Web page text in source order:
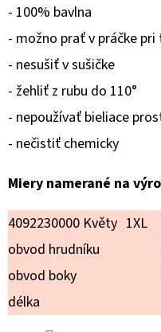
- 100% bavlna
- možno prať v práčke
- nesušiť v sušičke
- žehliť z rubu do 110°
- nepoužívať bieliace
- nečistiť chemicky
Miery namerané na
4092230000 Květy 1XL
obvod hrudníku
obvod boky
délka
€25,90